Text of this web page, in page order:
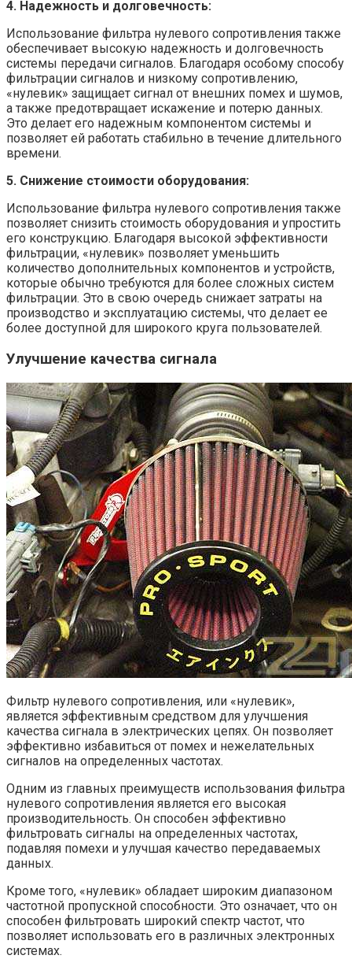
4. Надежность и долговечность:
Использование фильтра нулевого сопротивления также
обеспечивает высокую надежность и долговечность
системы передачи сигналов. Благодаря особому способу
фильтрации сигналов и низкому сопротивлению,
«нулевик» защищает сигнал от внешних помех и шумов,
а также предотвращает искажение и потерю данных.
Это делает его надежным компонентом системы и
позволяет ей работать стабильно в течение длительного
времени.
5. Снижение стоимости оборудования:
Использование фильтра нулевого сопротивления также
позволяет снизить стоимость оборудования и упростить
его конструкцию. Благодаря высокой эффективности
фильтрации, «нулевик» позволяет уменьшить
количество дополнительных компонентов и устройств,
которые обычно требуются для более сложных систем
фильтрации. Это в свою очередь снижает затраты на
производство и эксплуатацию системы, что делает ее
более доступной для широкого круга пользователей.
Улучшение качества сигнала
Фильтр нулевого сопротивления, или «нулевик»,
является эффективным средством для улучшения
качества сигнала в электрических цепях. Он позволяет
эффективно избавиться от помех и нежелательных
сигналов на определенных частотах.
Одним из главных преимуществ использования фильтра
нулевого сопротивления является его высокая
производительность. Он способен эффективно
фильтровать сигналы на определенных частотах,
подавляя помехи и улучшая качество передаваемых
данных.
Кроме того, «нулевик» обладает широким диапазоном
частотной пропускной способности. Это означает, что он
способен фильтровать широкий спектр частот, что
позволяет использовать его в различных электронных
системах.